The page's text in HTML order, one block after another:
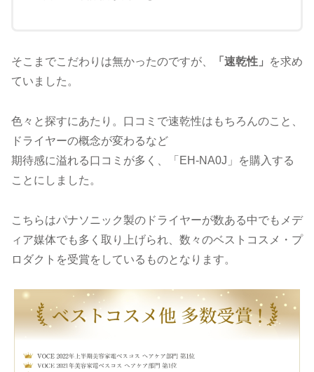
そこまでこだわりは無かったのですが、 「速乾性」
を求め
ていました。
色々と探すにあたり。口コミで速乾性はもちろんのこと、
ドライヤーの概念が変わるなど
期待感に溢れる口コミが多く、「EH-NA0J」を購入する
ことにしました。
こちらはパナソニック製のドライヤーが数ある中でもメデ
ィア媒体でも多く取り上げられ、数々のベストコスメ・プ
ロダクトを受賞をしているものとなります。